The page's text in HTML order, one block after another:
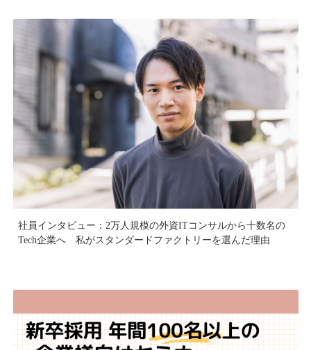
社員インタビュー：2万人規模の外資ITコンサルから十数名の
Tech企業へ 私がスタンダードファクトリーを選んだ理由